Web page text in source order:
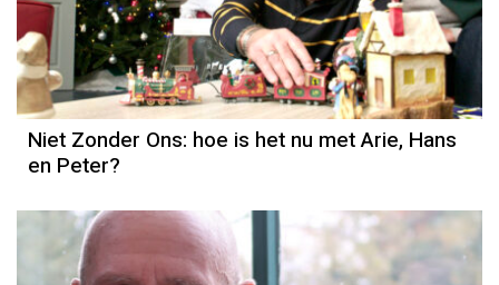
Niet Zonder Ons: hoe is het nu met Arie, Hans
en Peter?